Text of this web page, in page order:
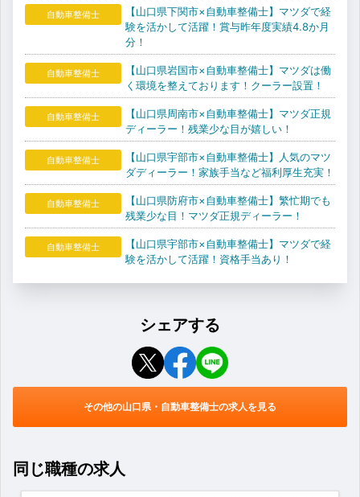
自動車整備士
【山口県下関市×自動車整備士】マツダで経
験を活かして活躍！賞与昨年度実績4.8か月
分！
自動車整備士
【山口県岩国市×自動車整備士】マツダは働
く環境を整えております！クーラー設置！
自動車整備士
【山口県周南市×自動車整備士】マツダ正規
ディーラー！残業少な目が嬉しい！
自動車整備士
【山口県宇部市×自動車整備士】人気のマツ
ダディーラー！家族手当など福利厚生充実！
自動車整備士
【山口県防府市×自動車整備士】繁忙期でも
残業少な目！マツダ正規ディーラー！
自動車整備士
【山口県宇部市×自動車整備士】マツダで経
験を活かして活躍！資格手当あり！
シェアする
その他の山口県・自動車整備士の求人を見る
同じ職種の求人